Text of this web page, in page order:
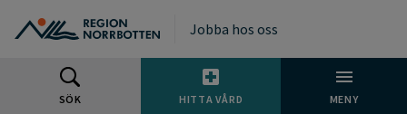
Jobba hos oss
SÖK HITTA VÅRD MENY